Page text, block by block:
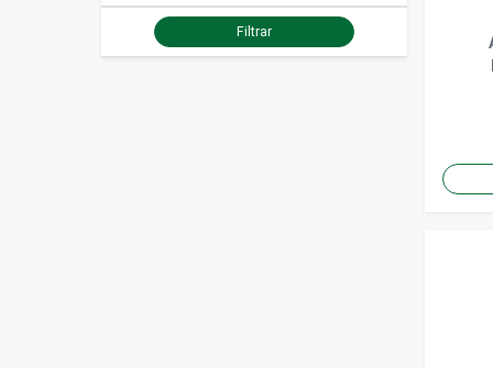
Savic
Duvo
Filtrar